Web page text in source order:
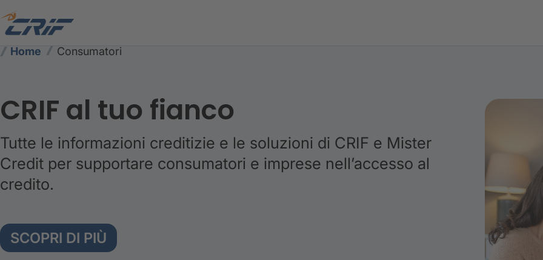
Home Consumatori
CRIF al tuo fianco
Tutte le informazioni creditizie e le soluzioni di CRIF e Mister
Credit per supportare consumatori e imprese nell’accesso al
credito.
SCOPRI DI PIÙ